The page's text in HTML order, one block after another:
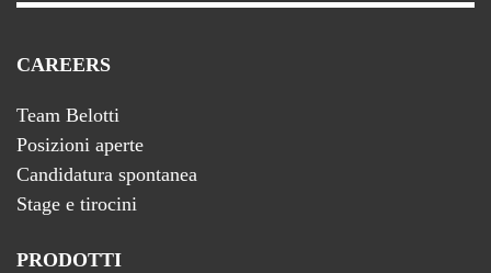
CAREERS
Team Belotti
Posizioni aperte
Candidatura spontanea
Stage e tirocini
PRODOTTI